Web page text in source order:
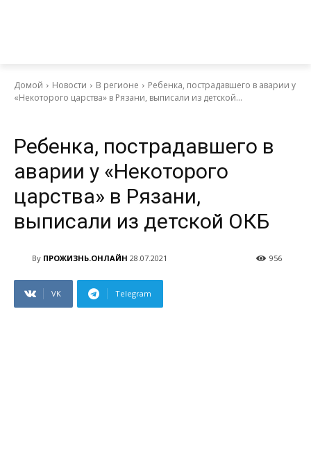
Домой Новости В регионе
Ребенка, пострадавшего в аварии у
«Некоторого царства» в Рязани, выписали из детской...
Ребенка, пострадавшего в
аварии у «Некоторого
царства» в Рязани,
выписали из детской ОКБ
By ПРОЖИЗНЬ.ОНЛАЙН 28.07.2021 956
VK Telegram